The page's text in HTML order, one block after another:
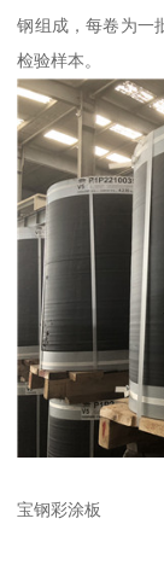
钢组成，每卷为一
检验样本。
宝钢彩涂板